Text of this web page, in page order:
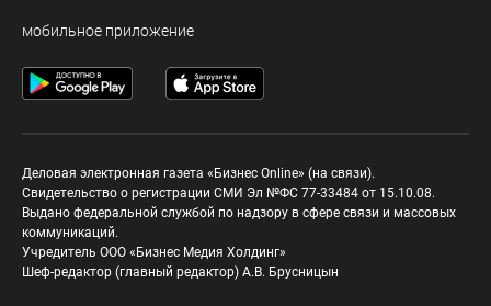
мобильное приложение
Деловая электронная газета «Бизнес Online» (на связи).
Свидетельство о регистрации СМИ Эл №ФС 77-33484 от 15.10.08.
Выдано федеральной службой по надзору в сфере связи и массовых
коммуникаций.
Учредитель ООО «Бизнес Медия Холдинг»
Шеф-редактор (главный редактор) А.В. Брусницын